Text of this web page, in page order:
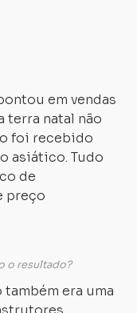
em vendas
terra natal não
foi recebido
asiático. Tudo
de
preço
o resultado?
também era uma